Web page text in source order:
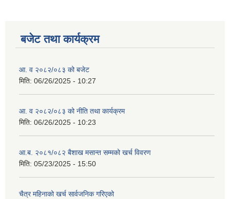
बजेट तथा कार्यक्रम
आ. व २०८२/०८३ को बजेट
मिति: 06/26/2025 - 10:27
आ. व २०८२/०८३ को नीति तथा कार्यक्रम
मिति: 06/26/2025 - 10:23
आ.ब. २०८१/०८२ बैशाख मसान्त सम्मको खर्च विवरण
मिति: 05/23/2025 - 15:50
चैत्र महिनाको खर्च सार्वजनिक गरिएको